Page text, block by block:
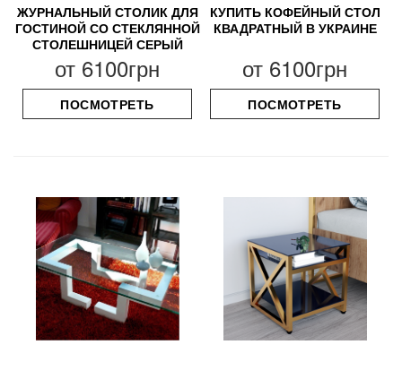
ЖУРНАЛЬНЫЙ СТОЛИК ДЛЯ
ГОСТИНОЙ СО СТЕКЛЯННОЙ
СТОЛЕШНИЦЕЙ СЕРЫЙ
от 6100грн
ПОСМОТРЕТЬ
КУПИТЬ КОФЕЙНЫЙ СТОЛ
КВАДРАТНЫЙ В УКРАИНЕ
от 6100грн
ПОСМОТРЕТЬ